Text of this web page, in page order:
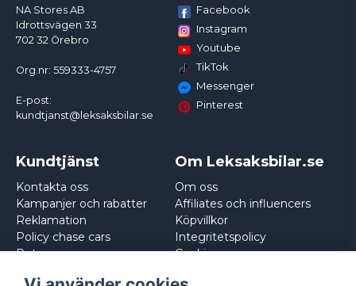
NA Stores AB
Idrottsvägen 33
702 32 Örebro
Org.nr: 559333-4757
E-post:
kundtjanst@leksaksbilar.se
Facebook
Instagram
Youtube
TikTok
Messenger
Pinterest
Kundtjänst
Kontakta oss
Kampanjer och rabatter
Reklamation
Policy chase cars
Returnera
Om Leksaksbilar.se
Om oss
Affiliates och influencers
Köpvillkor
Integritetspolicy
Cookies